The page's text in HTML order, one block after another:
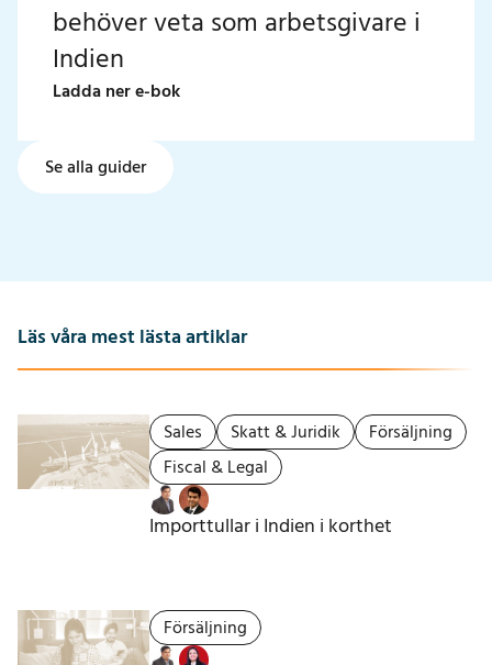
behöver veta som arbetsgivare i
Indien
Ladda ner e-bok
Se alla guider
Läs våra mest lästa artiklar
Sales Skatt & Juridik
Försäljning
Fiscal & Legal
Importtullar i Indien i korthet
Försäljning